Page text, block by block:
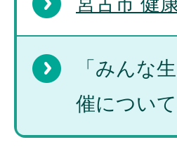
「みんな
催について